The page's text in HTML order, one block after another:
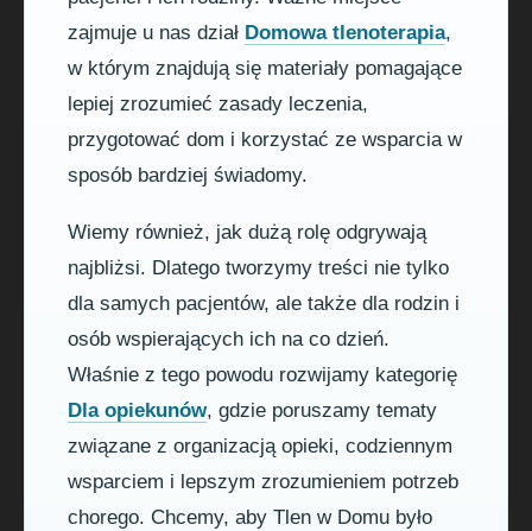
zajmuje u nas dział Domowa tlenoterapia,
w którym znajdują się materiały pomagające
lepiej zrozumieć zasady leczenia,
przygotować dom i korzystać ze wsparcia w
sposób bardziej świadomy.
Wiemy również, jak dużą rolę odgrywają
najbliżsi. Dlatego tworzymy treści nie tylko
dla samych pacjentów, ale także dla rodzin i
osób wspierających ich na co dzień.
Właśnie z tego powodu rozwijamy kategorię
Dla opiekunów, gdzie poruszamy tematy
związane z organizacją opieki, codziennym
wsparciem i lepszym zrozumieniem potrzeb
chorego. Chcemy, aby Tlen w Domu było